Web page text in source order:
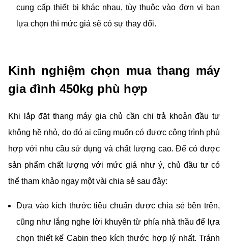
cung cấp thiết bị khác nhau, tùy thuộc vào đơn vị bạn
lựa chọn thì mức giá sẽ có sự thay đổi.
Kinh nghiệm chọn mua thang máy
gia đình 450kg phù hợp
Khi lắp đặt thang máy gia chủ cần chi trả khoản đầu tư
không hề nhỏ, do đó ai cũng muốn có được công trình phù
hợp với nhu cầu sử dụng và chất lượng cao. Để có được
sản phẩm chất lượng với mức giá như ý, chủ đầu tư có
thể tham khảo ngay một vài chia sẻ sau đây:
Dựa vào kích thước tiêu chuẩn được chia sẻ bên trên,
cũng như lắng nghe lời khuyên từ phía nhà thầu để lựa
chọn thiết kế Cabin theo kích thước hợp lý nhất. Tránh